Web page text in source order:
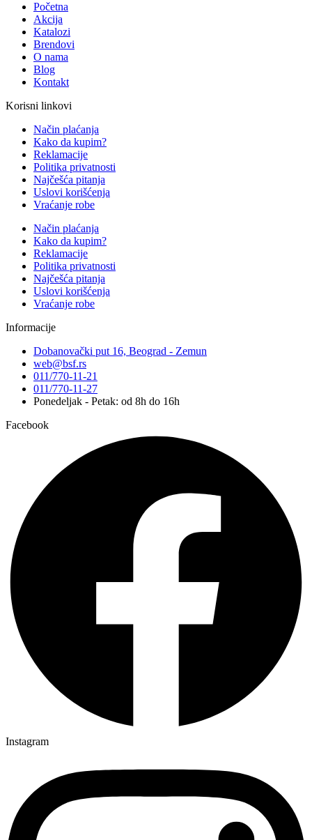
Početna
Akcija
Katalozi
Brendovi
O nama
Blog
Kontakt
Korisni linkovi
Način plaćanja
Kako da kupim?
Reklamacije
Politika privatnosti
Najčešća pitanja
Uslovi korišćenja
Vraćanje robe
Način plaćanja
Kako da kupim?
Reklamacije
Politika privatnosti
Najčešća pitanja
Uslovi korišćenja
Vraćanje robe
Informacije
Dobanovački put 16, Beograd - Zemun
web@bsf.rs
011/770-11-21
011/770-11-27
Ponedeljak - Petak: od 8h do 16h
Facebook
Instagram